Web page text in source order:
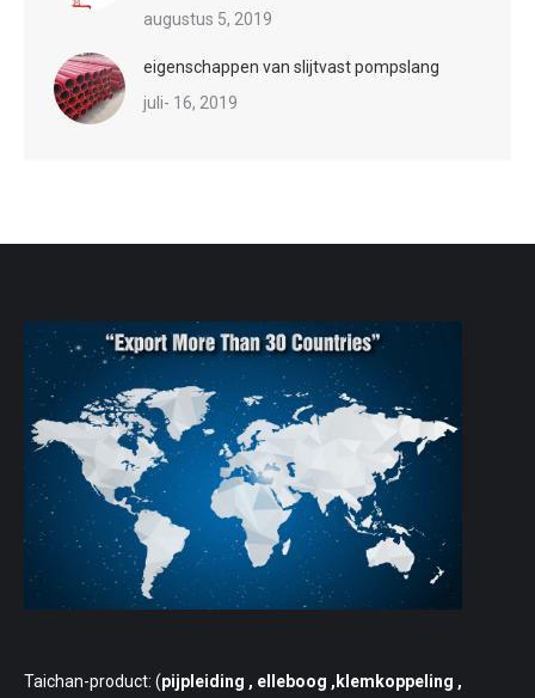
augustus 5, 2019
eigenschappen van slijtvast pompslang
juli- 16, 2019
Taichan-product: (pijpleiding , elleboog ,klemkoppeling ,